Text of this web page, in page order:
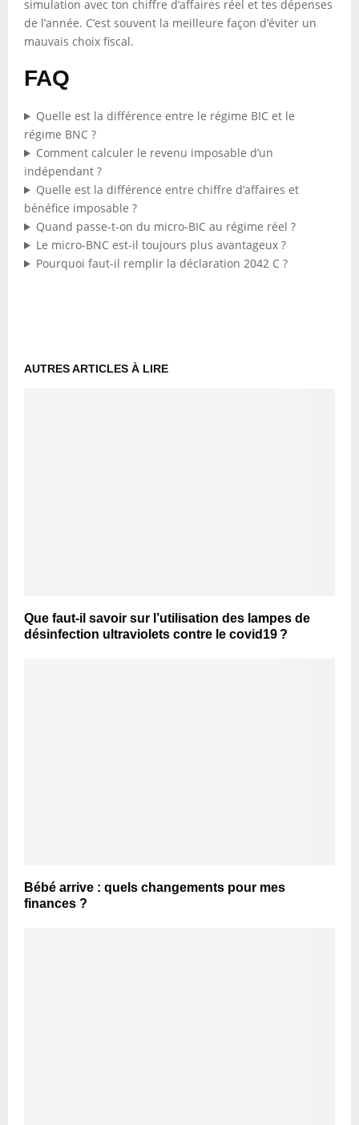
simulation avec ton chiffre d’affaires réel et tes dépenses
de l’année. C’est souvent la meilleure façon d’éviter un
mauvais choix fiscal.
FAQ
Quelle est la différence entre le régime BIC et le
régime BNC ?
Comment calculer le revenu imposable d’un
indépendant ?
Quelle est la différence entre chiffre d’affaires et
bénéfice imposable ?
Quand passe-t-on du micro-BIC au régime réel ?
Le micro-BNC est-il toujours plus avantageux ?
Pourquoi faut-il remplir la déclaration 2042 C ?
AUTRES ARTICLES À LIRE
Que faut-il savoir sur l’utilisation des lampes de
désinfection ultraviolets contre le covid19 ?
Bébé arrive : quels changements pour mes
finances ?